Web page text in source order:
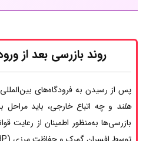
روند بازرسی بعد از
پس از رسیدن به فرودگاه‌های
هلند و چه اتباع خارجی، باید مراحل
بازرسی‌ها به‌منظور اطمینان از رعایت